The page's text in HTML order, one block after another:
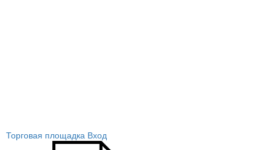
Торговая площадка Вход